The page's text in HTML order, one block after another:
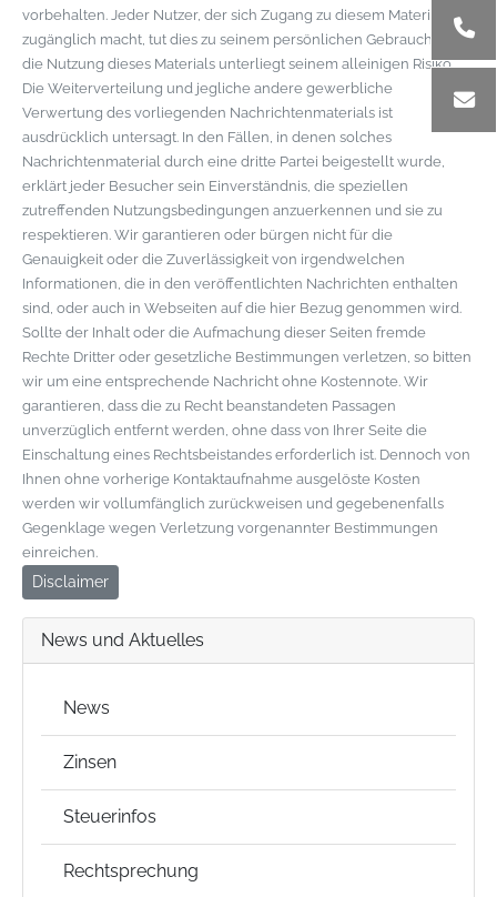
vorbehalten. Jeder Nutzer, der sich Zugang zu diesem Material
zugänglich macht, tut dies zu seinem persönlichen Gebrauch und
die Nutzung dieses Materials unterliegt seinem alleinigen Risiko.
Die Weiterverteilung und jegliche andere gewerbliche
Verwertung des vorliegenden Nachrichtenmaterials ist
ausdrücklich untersagt. In den Fällen, in denen solches
Nachrichtenmaterial durch eine dritte Partei beigestellt wurde,
erklärt jeder Besucher sein Einverständnis, die speziellen
zutreffenden Nutzungsbedingungen anzuerkennen und sie zu
respektieren. Wir garantieren oder bürgen nicht für die
Genauigkeit oder die Zuverlässigkeit von irgendwelchen
Informationen, die in den veröffentlichten Nachrichten enthalten
sind, oder auch in Webseiten auf die hier Bezug genommen wird.
Sollte der Inhalt oder die Aufmachung dieser Seiten fremde
Rechte Dritter oder gesetzliche Bestimmungen verletzen, so bitten
wir um eine entsprechende Nachricht ohne Kostennote. Wir
garantieren, dass die zu Recht beanstandeten Passagen
unverzüglich entfernt werden, ohne dass von Ihrer Seite die
Einschaltung eines Rechtsbeistandes erforderlich ist. Dennoch von
Ihnen ohne vorherige Kontaktaufnahme ausgelöste Kosten
werden wir vollumfänglich zurückweisen und gegebenenfalls
Gegenklage wegen Verletzung vorgenannter Bestimmungen
einreichen.
Disclaimer
News und Aktuelles
News
Zinsen
Steuerinfos
Rechtsprechung